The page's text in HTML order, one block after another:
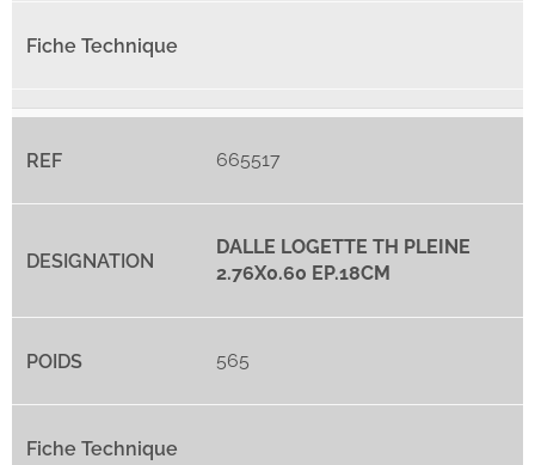
665517
DALLE LOGETTE TH PLEINE
2.76X0.60 EP.18CM
565